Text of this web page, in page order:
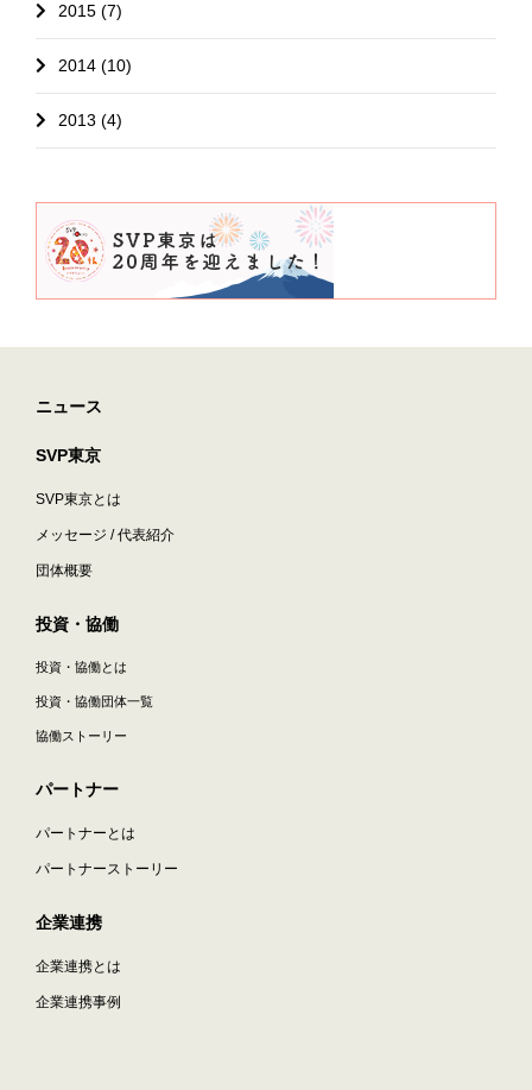
2015 (7)
2014 (10)
2013 (4)
ニュース
SVP東京
SVP東京とは
メッセージ / 代表紹介
団体概要
投資・協働
投資・協働とは
投資・協働団体一覧
協働ストーリー
パートナー
パートナーとは
パートナーストーリー
企業連携
企業連携とは
企業連携事例